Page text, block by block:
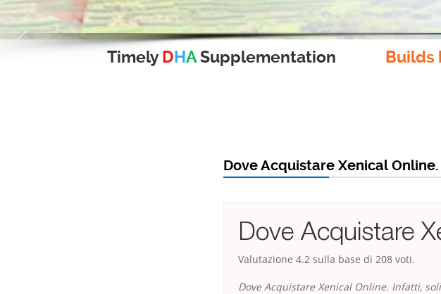
Timely DHASupplementation Builds
Dove Acquistare Xenical
Dove Acquistare
Valutazione 4.2 sulla base di 208 voti.
Dove Acquistare Xenical Online. Infatti,